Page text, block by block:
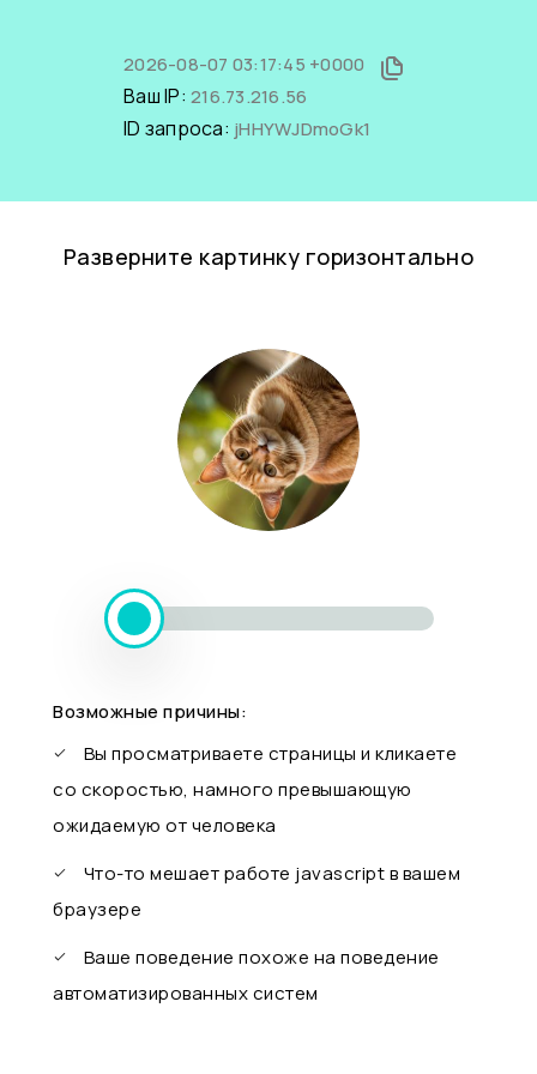
2026-08-07 03:17:45 +0000
Ваш IP: 216.73.216.56
ID запроса: jHHYWJDmoGk1
Разверните картинку горизонтально
Возможные причины:
Вы просматриваете страницы и кликаете
со скоростью, намного превышающую
ожидаемую от человека
Что-то мешает работе javascript в вашем
браузере
Ваше поведение похоже на поведение
автоматизированных систем